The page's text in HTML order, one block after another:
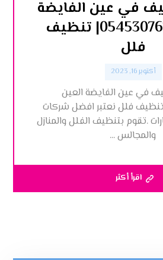
في عين الفايضة
العين |0545307678| تنظيف
فلل
أكتوبر 16, 2023
في عين الفايضة العين
تنظيف فلل نعتبر افضل شركات
.تقوم بتنظيف الفلل والمنازل
والمجالس ...
اقرأ أكثر